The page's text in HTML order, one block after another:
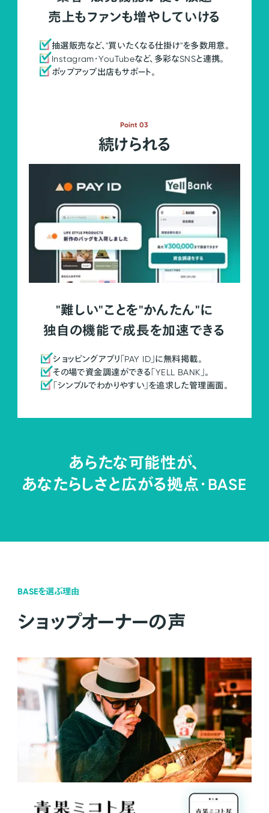
売上もファンも増やしていける
抽選販売など、"買いたくなる仕掛け"を多数用意。
Instagram・YouTubeなど、多彩なSNSと連携。
ポップアップ出店もサポート。
Point 03
続けられる
"難しい"ことを"かんたん"に
独自の機能で成長を加速できる
ショッピングアプリ「PAY ID」に無料掲載。
その場で資金調達ができる「YELL BANK」。
「シンプルでわかりやすい」を追求した管理画面。
あらたな可能性が、
あなたらしさと広がる拠点・BASE
BASEを選ぶ理由
ショップオーナーの声